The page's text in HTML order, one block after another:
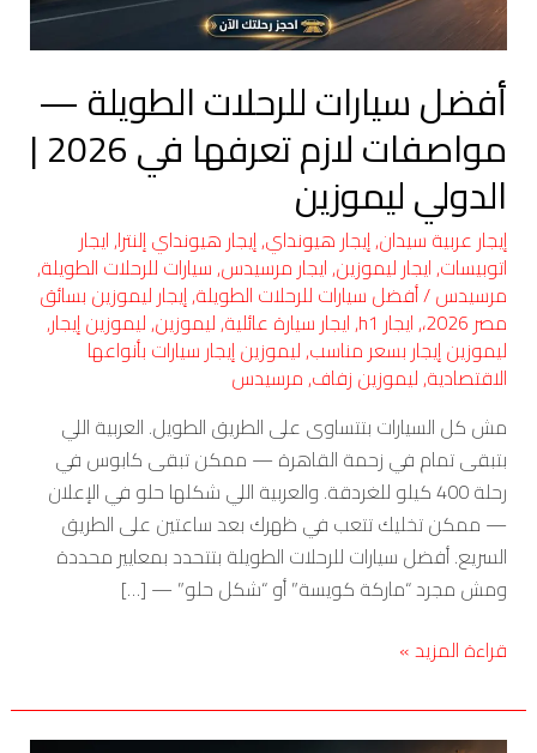
أفضل سيارات للرحلات الطويلة —
مواصفات لازم تعرفها في 2026 |
الدولي ليموزين
إيجار عربية سيدان,إيجار هيونداي,إيجار هيونداي إلنترا,ايجار
اتوبيسات,ايجار ليموزين,ايجار مرسيدس,سيارات للرحلات الطويلة,
مرسيدس/أفضل سيارات للرحلات الطويلة,إيجار ليموزين بسائق
مصر 2026، ,ايجار h1 ,ايجار سيارة عائلية,ليموزين,ليموزين إيجار,
ليموزين إيجار بسعر مناسب,ليموزين إيجار سيارات بأنواعها
الاقتصادية,ليموزين زفاف,مرسيدس
مش كل السيارات بتتساوى على الطريق الطويل. العربية اللي
بتبقى تمام في زحمة القاهرة — ممكن تبقى كابوس في
رحلة 400 كيلو للغردقة. والعربية اللي شكلها حلو في الإعلان
— ممكن تخليك تتعب في ظهرك بعد ساعتين على الطريق
السريع. أفضل سيارات للرحلات الطويلة بتتحدد بمعايير محددة
ومش مجرد “ماركة كويسة” أو “شكل حلو” — […]
تعرفها
في
2026
الدولي
ليموزين
قراءة المزيد »